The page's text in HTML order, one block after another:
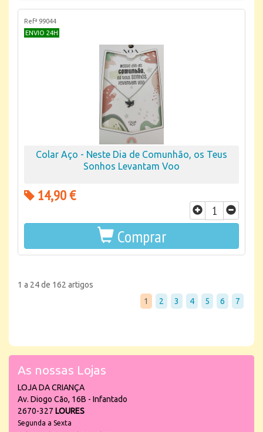
Refª 99044
ENVIO 24H
Colar Aço - Neste Dia de Comunhão, os Teus
Sonhos Levantam Voo
14,90 €
Comprar
1 a 24 de 162 artigos
1
2 3 4 5 6 7
As nossas Lojas
LOJA DA CRIANÇA
Av. Diogo Cão, 16B - Infantado
2670-327 LOURES
Segunda a Sexta